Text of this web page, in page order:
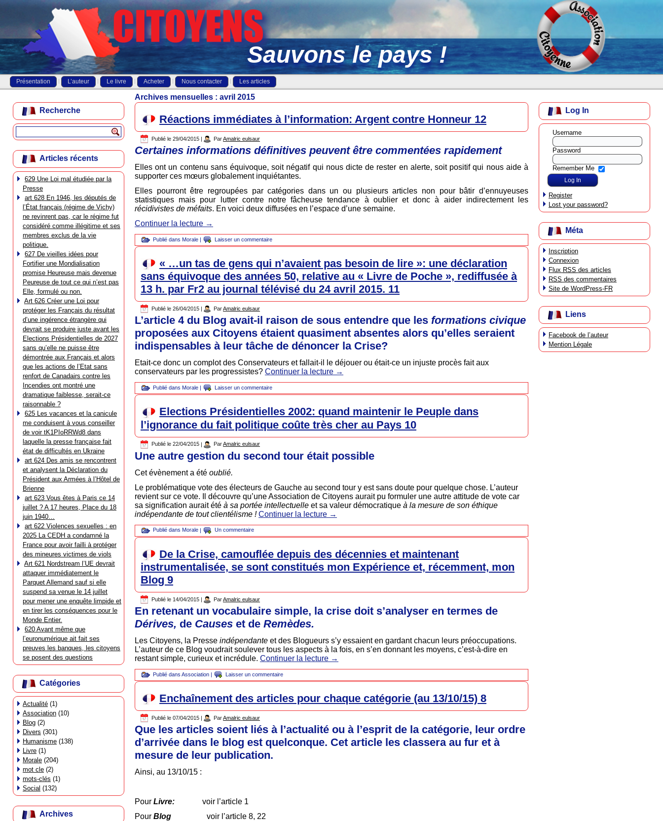
Sauvons le pays !
Présentation L’auteur Le livre Acheter Nous contacter Les articles
Recherche
Articles récents
629 Une Loi mal étudiée par la
Presse
art 628 En 1946, les députés de
l’État français (régime de Vichy)
ne revinrent pas, car le régime fut
considéré comme illégitime et ses
membres exclus de la vie
politique.
627 De vieilles idées pour
Fortifier une Mondialisation
promise Heureuse mais devenue
Peureuse de tout ce qui n’est pas
Elle, formulé ou non.
Art 626 Créer une Loi pour
protéger les Français du résultat
d’une ingérence étrangère qui
devrait se produire juste avant les
Elections Présidentielles de 2027
sans qu’elle ne puisse être
démontrée aux Français et alors
que les actions de l’Etat sans
renfort de Canadairs contre les
Incendies ont montré une
dramatique faiblesse, serait-ce
raisonnable ?
625 Les vacances et la canicule
me conduisent à vous conseiller
de voir tK1PIoRRWd8 dans
laquelle la presse française fait
état de difficultés en Ukraine
art 624 Des amis se rencontrent
et analysent la Déclaration du
Président aux Armées à l’Hôtel de
Brienne
art 623 Vous êtes à Paris ce 14
juillet ? A 17 heures, Place du 18
juin 1940…
art 622 Violences sexuelles : en
2025 La CEDH a condamné la
France pour avoir failli à protéger
des mineures victimes de viols
Art 621 Nordstream l’UE devrait
attaquer immédiatement le
Parquet Allemand sauf si elle
suspend sa venue le 14 juillet
pour mener une enquête limpide et
en tirer les conséquences pour le
Monde Entier.
620 Avant même que
l’euronumérique ait fait ses
preuves les banques, les citoyens
se posent des questions
Catégories
Actualité (1)
Association (10)
Blog (2)
Divers (301)
Humanisme (138)
Livre (1)
Morale (204)
mot cle (2)
mots-clés (1)
Social (132)
Archives
Archives mensuelles : avril 2015
Réactions immédiates à l’information: Argent contre Honneur 12
Publié le 29/04/2015 | ParAmalric eulsaur
Certaines informations définitives peuvent être commentées rapidement
Elles ont un contenu sans équivoque, soit négatif qui nous dicte de rester en alerte, soit positif qui nous aide à
supporter ces mœurs globalement inquiétantes.
Elles pourront être regroupées par catégories dans un ou plusieurs articles non pour bâtir d’ennuyeuses
statistiques mais pour lutter contre notre fâcheuse tendance à oublier et donc à aider indirectement les
récidivistes de méfaits. En voici deux diffusées en l’espace d’une semaine.
Continuer la lecture →
Publié dans Morale | Laisser un commentaire
« …un tas de gens qui n’avaient pas besoin de lire »: une déclaration
sans équivoque des années 50, relative au « Livre de Poche », rediffusée à
13 h. par Fr2 au journal télévisé du 24 avril 2015. 11
Publié le 26/04/2015 ParAmalric eulsaur
L’article 4 du Blog avait-il raison de sous entendre que les formations civique
proposées aux Citoyens étaient quasiment absentes alors qu’elles seraient
indispensables à leur tâche de dénoncer la Crise?
Etait-ce donc un complot des Conservateurs et fallait-il le déjouer ou était-ce un injuste procès fait aux
conservateurs par les progressistes? Continuer la lecture →
Publié dans Morale Laisser un commentaire
Elections Présidentielles 2002: quand maintenir le Peuple dans
l’ignorance du fait politique coûte très cher au Pays 10
Publié le 22/04/2015 | ParAmalric eulsaur
Une autre gestion du second tour était possible
Cet évènement a été oublié.
Le problématique vote des électeurs de Gauche au second tour y est sans doute pour quelque chose. L’auteur
revient sur ce vote. Il découvre qu’une Association de Citoyens aurait pu formuler une autre attitude de vote car
sa signification aurait été à sa portée intellectuelle et sa valeur démocratique à la mesure de son éthique
indépendante de tout clientélisme !Continuer la lecture →
Publié dans Morale | Un commentaire
De la Crise, camouflée depuis des décennies et maintenant
instrumentalisée, se sont constitués mon Expérience et, récemment, mon
Blog 9
Publié le 14/04/2015 | ParAmalric eulsaur
En retenant un vocabulaire simple, la crise doit s’analyser en termes de
Dérives, de Causes et de Remèdes.
Les Citoyens, la Presse indépendante et des Blogueurs s’y essaient en gardant chacun leurs préoccupations.
L’auteur de ce Blog voudrait soulever tous les aspects à la fois, en s’en donnant les moyens, c’est-à-dire en
restant simple, curieux et incrédule. Continuer la lecture →
Publié dans Association | Laisser un commentaire
Enchaînement des articles pour chaque catégorie (au 13/10/15) 8
Publié le 07/04/2015 | ParAmalric eulsaur
Que les articles soient liés à l’actualité ou à l’esprit de la catégorie, leur ordre
d’arrivée dans le blog est quelconque. Cet article les classera au fur et à
mesure de leur publication.
Ainsi, au 13/10/15 :
Pour Livre: voir l’article 1
Pour Blog voir l’article 8, 22
Log In
Username
Password
Remember Me
Register
Lost your password?
Méta
Inscription
Connexion
Flux RSS des articles
RSS des commentaires
Site de WordPress-FR
Liens
Facebook de l’auteur
Mention Légale